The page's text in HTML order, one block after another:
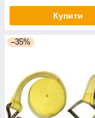
Купити
–35%